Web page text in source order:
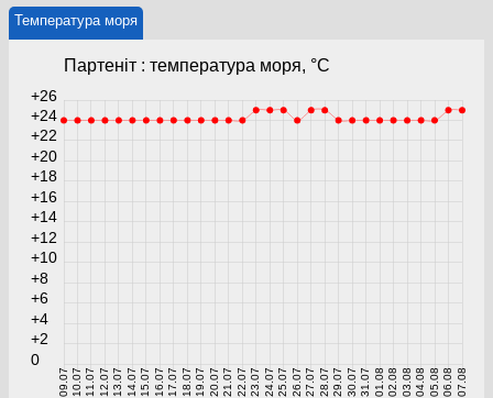
Температура моря
Партеніт : температура моря, °C
09.0710.0711.07 12.0713.07 14.0715.07 16.0717.07 18.0719.07 20.0721.07 22.0723.07 24.0725.07 26.0727.07 28.0729.07 30.0731.07 01.0802.08 03.0804.08 05.0806.08 07.08
0
+2
+4
+6
+8
+10
+12
+14
+16
+18
+20
+22
+24
+26